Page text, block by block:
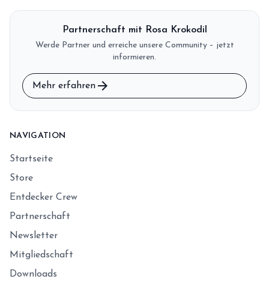
Partnerschaft mit Rosa Krokodil
Werde Partner und erreiche unsere Community – jetzt
informieren.
Mehr erfahren arrow_forward
NAVIGATION
Startseite
Store
Entdecker Crew
Partnerschaft
Newsletter
Mitgliedschaft
Downloads